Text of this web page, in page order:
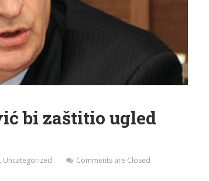
bi zaštitio ugled
, Uncategorized Comments are Closed